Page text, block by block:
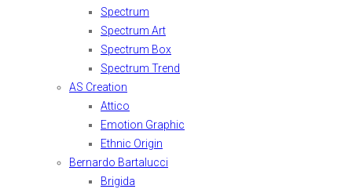
Spectrum
Spectrum Art
Spectrum Box
Spectrum Trend
AS Creation
Attico
Emotion Graphic
Ethnic Origin
Bernardo Bartalucci
Brigida